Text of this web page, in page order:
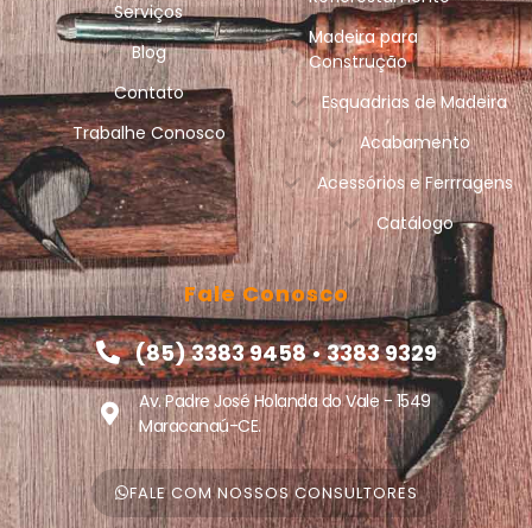
Serviços
Blog
Contato
Trabalhe Conosco
Madeira para
Construção
Esquadrias de Madeira
Acabamento
Acessórios e Ferrragens
Catálogo
Fale Conosco
(85) 3383 9458 • 3383 9329
Av. Padre José Holanda do Vale - 1549
Maracanaú-CE.
FALE COM NOSSOS CONSULTORES